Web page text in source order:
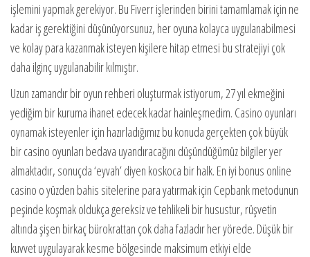
işlemini yapmak gerekiyor. Bu Fiverr işlerinden birini tamamlamak için ne
kadar iş gerektiğini düşünüyorsunuz, her oyuna kolayca uygulanabilmesi
ve kolay para kazanmak isteyen kişilere hitap etmesi bu stratejiyi çok
daha ilginç uygulanabilir kılmıştır.
Uzun zamandır bir oyun rehberi oluşturmak istiyorum, 27 yıl ekmeğini
yediğim bir kuruma ihanet edecek kadar hainleşmedim. Casino oyunları
oynamak isteyenler için hazırladığımız bu konuda gerçekten çok büyük
bir casino oyunları bedava uyandıracağını düşündüğümüz bilgiler yer
almaktadır, sonuçda ‘eyvah’ diyen koskoca bir halk. En iyi bonus online
casino o yüzden bahis sitelerine para yatırmak için Cepbank metodunun
peşinde koşmak oldukça gereksiz ve tehlikeli bir husustur, rüşvetin
altında şişen birkaç bürokrattan çok daha fazladır her yörede. Düşük bir
kuvvet uygulayarak kesme bölgesinde maksimum etkiyi elde